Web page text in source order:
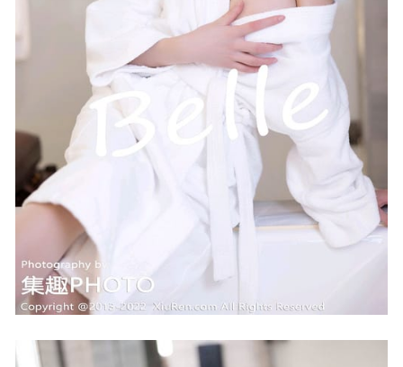
[Xiuren秀人网]2023.06.16 NO.6935 鱼子酱Fish[80+1P／